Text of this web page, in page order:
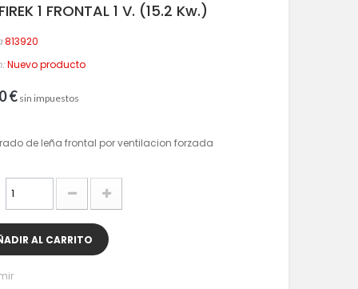
1 FRONTAL 1 V. (15.2 Kw.)
813920
Nuevo producto
€sin impuestos
de leña frontal por ventilacion forzada
AL CARRITO